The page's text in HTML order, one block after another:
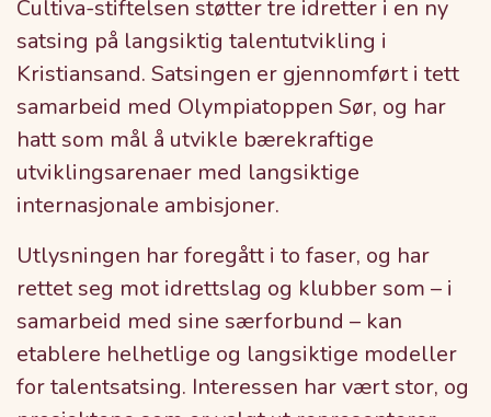
Cultiva-stiftelsen støtter tre idretter i en ny
satsing på langsiktig talentutvikling i
Kristiansand. Satsingen er gjennomført i tett
samarbeid med Olympiatoppen Sør, og har
hatt som mål å utvikle bærekraftige
utviklingsarenaer med langsiktige
internasjonale ambisjoner.
Utlysningen har foregått i to faser, og har
rettet seg mot idrettslag og klubber som – i
samarbeid med sine særforbund – kan
etablere helhetlige og langsiktige modeller
for talentsatsing. Interessen har vært stor, og